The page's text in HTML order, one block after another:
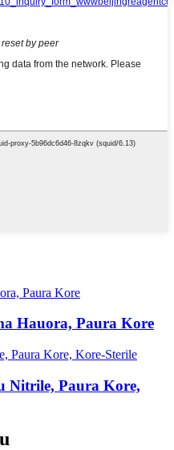
Hauora, Paura Kore
Nitrile, Paura Kore,